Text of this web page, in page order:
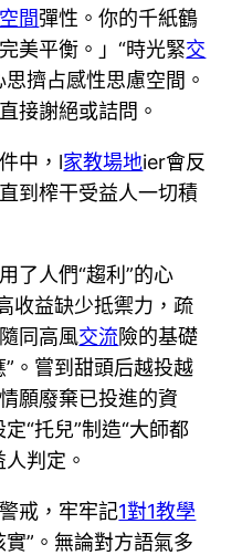
間彈性。你的千紙鶴
美平衡。」“時光緊交
擠占感性思慮空間。
接謝絕或詰問。
中，l家教場地ier會反
到榨干受益人一切積
了人們“趨利”的心
收益缺少抵禦力，疏
隨同高風交流險的基礎
。嘗到甜頭后越投越
願廢棄已投進的資
“托兒”制造“大師都
判定。
戒，牢牢記1對1教學
”。無論對方語氣多